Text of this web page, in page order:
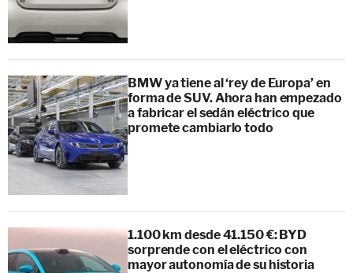
BMW ya tiene al ‘rey de Europa’ en
forma de SUV. Ahora han empezado
a fabricar el sedán eléctrico que
promete cambiarlo todo
1.100 km desde 41.150 €: BYD
sorprende con el eléctrico con
mayor autonomía de su historia